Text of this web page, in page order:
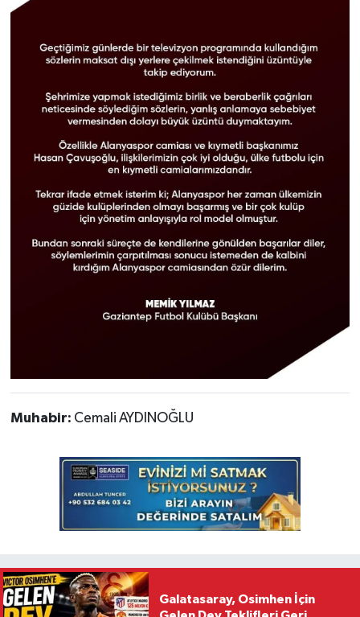
Muhabir: Cemali AYDINOĞLU
Galatasaray, Osimhen İçin